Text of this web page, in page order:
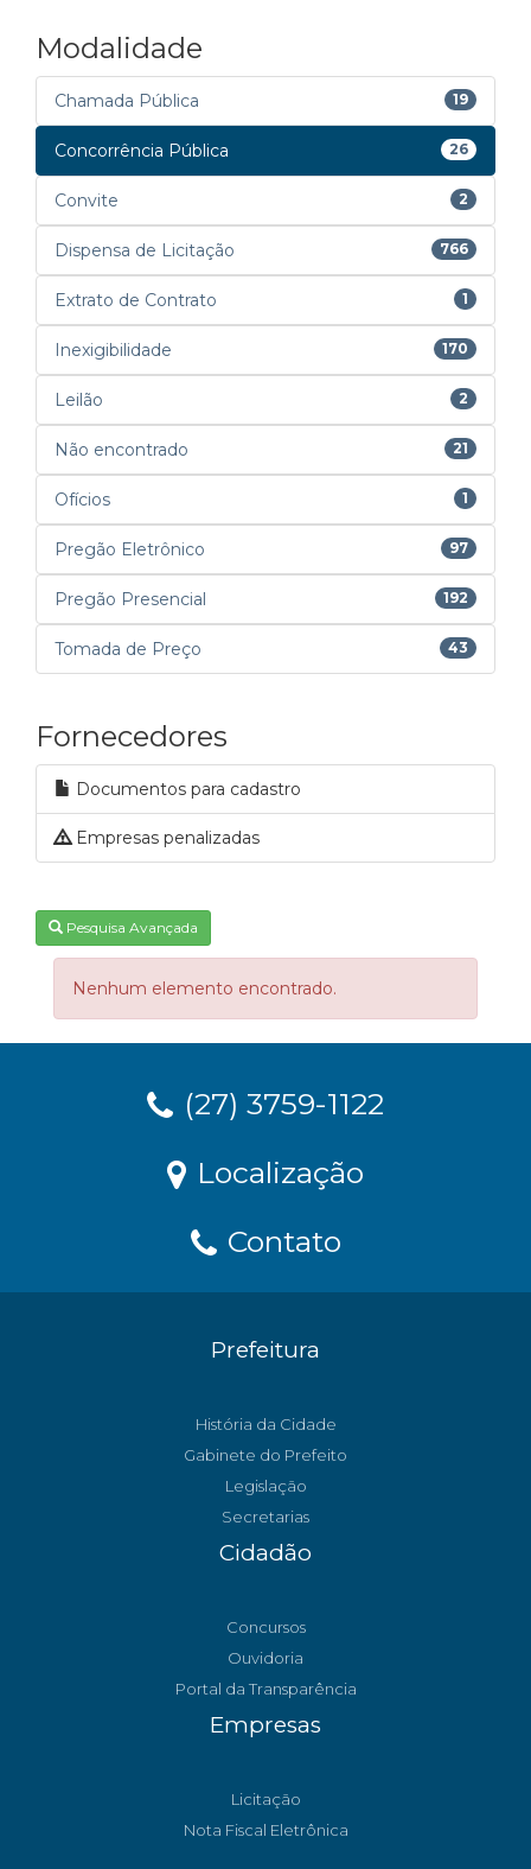
Modalidade
Chamada Pública 19
Concorrência Pública 26
Convite 2
Dispensa de Licitação 766
Extrato de Contrato 1
Inexigibilidade 170
Leilão 2
Não encontrado 21
Ofícios 1
Pregão Eletrônico 97
Pregão Presencial 192
Tomada de Preço 43
Fornecedores
Documentos para cadastro
Empresas penalizadas
Pesquisa Avançada
Nenhum elemento encontrado.
(27) 3759-1122
Localização
Contato
Prefeitura
História da Cidade
Gabinete do Prefeito
Legislação
Secretarias
Cidadão
Concursos
Ouvidoria
Portal da Transparência
Empresas
Licitação
Nota Fiscal Eletrônica